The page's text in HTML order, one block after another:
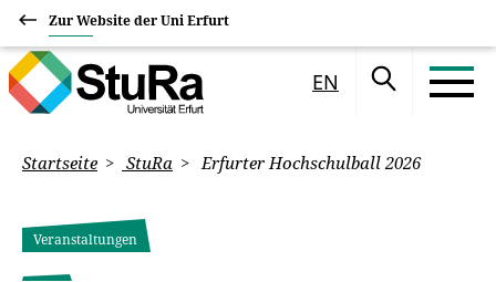
Zur Website der Uni Erfurt
EN
Startseite StuRa Erfurter Hochschulball 2026
Veranstaltungen